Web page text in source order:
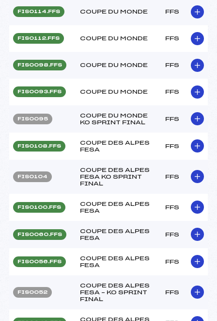
FIS0114.FFS COUPE DU MONDE FFS
FIS0112.FFS COUPE DU MONDE FFS
FIS0098.FFS COUPE DU MONDE FFS
FIS0093.FFS COUPE DU MONDE FFS
FIS0095
COUPE DU MONDE
KO SPRINT FINAL
FFS
FIS0108.FFS
COUPE DES ALPES
FESA
FFS
FIS0104
COUPE DES ALPES
FESA KO SPRINT
FINAL
FFS
FIS0100.FFS
COUPE DES ALPES
FESA
FFS
FIS0060.FFS
COUPE DES ALPES
FESA
FFS
FIS0056.FFS
COUPE DES ALPES
FESA
FFS
FIS0052
COUPE DES ALPES
FESA – KO SPRINT
FINAL
FFS
COUPE DES ALPES